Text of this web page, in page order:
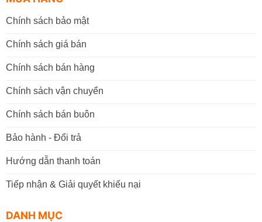
Đến mua trực tiếp tại cửa hàng VPP Bến Tre tại:
22A đường Tán Kế, Phường An Hội , Tỉnh Vĩnh
Chủ Nhật: Nghỉ)
Đặt mua online tại website
Đặt mua qua điện thoại:
Chính sách bảo mật
Chính sách giá bán
Chính sách bán hàng
Chính sách vận chuyển
Chính sách bán buôn
Bảo hành - Đổi trả
Hướng dẫn thanh toán
Tiếp nhận & Giải quyết khiếu nại
DANH MỤC